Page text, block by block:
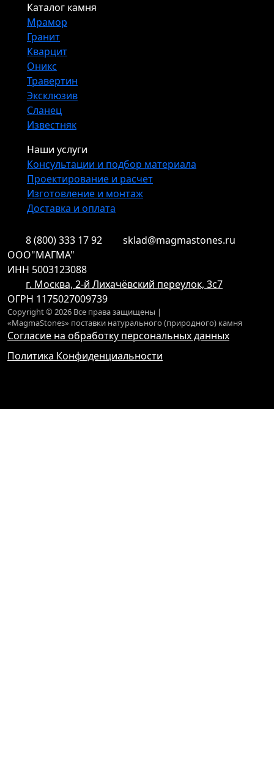
Каталог камня
Мрамор
Гранит
Кварцит
Оникс
Травертин
Эксклюзив
Сланец
Известняк
Наши услуги
Консультации и подбор материала
Проектирование и расчет
Изготовление и монтаж
Доставка и оплата
8 (800) 333 17 92
sklad@magmastones.ru
ООО"МАГМА"
ИНН 5003123088
г. Москва, 2-й Лихачёвский переулок, 3с7
ОГРН 1175027009739
Copyright © 2026 Все права защищены |
«MagmaStones» поставки натурального (природного) камня
Согласие на обработку персональных данных
Политика Конфиденциальности